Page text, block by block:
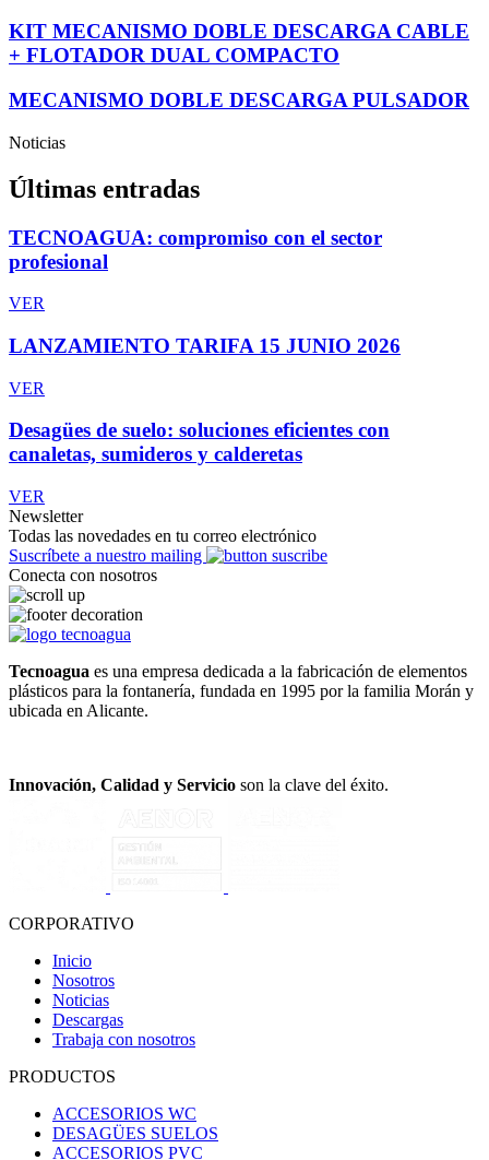
KIT MECANISMO DOBLE DESCARGA CABLE
+ FLOTADOR DUAL COMPACTO
MECANISMO DOBLE DESCARGA PULSADOR
Noticias
Últimas entradas
TECNOAGUA: compromiso con el sector
profesional
VER
LANZAMIENTO TARIFA 15 JUNIO 2026
VER
Desagües de suelo: soluciones eficientes con
canaletas, sumideros y calderetas
VER
Newsletter
Todas las novedades en tu correo electrónico
Suscríbete a nuestro mailing
Conecta con nosotros
Tecnoagua es una empresa dedicada a la fabricación de elementos
plásticos para la fontanería, fundada en 1995 por la familia Morán y
ubicada en Alicante.
Innovación, Calidad y Servicio son la clave del éxito.
CORPORATIVO
Inicio
Nosotros
Noticias
Descargas
Trabaja con nosotros
PRODUCTOS
ACCESORIOS WC
DESAGÜES SUELOS
ACCESORIOS PVC